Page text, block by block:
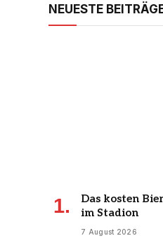
NEUESTE
Das kosten
im Stadion
7 August 2026